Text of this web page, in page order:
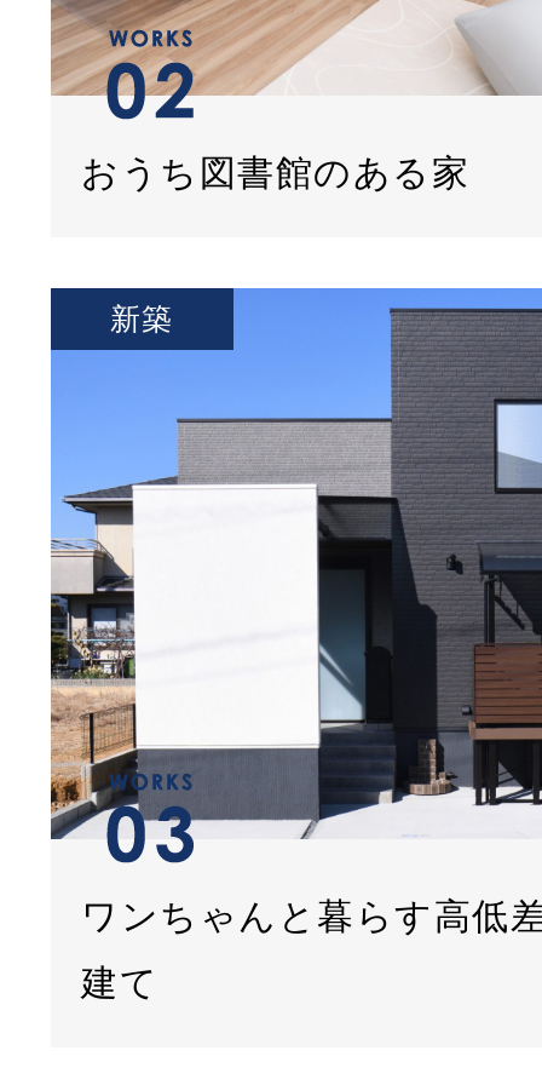
おうち図書館のある家
ワンちゃんと暮らす高低
建て
新築